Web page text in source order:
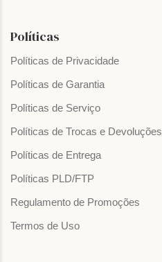
Políticas
Políticas de Privacidade
Políticas de Garantia
Políticas de Serviço
Políticas de Trocas e Devoluções
Políticas de Entrega
Políticas PLD/FTP
Regulamento de Promoções
Termos de Uso